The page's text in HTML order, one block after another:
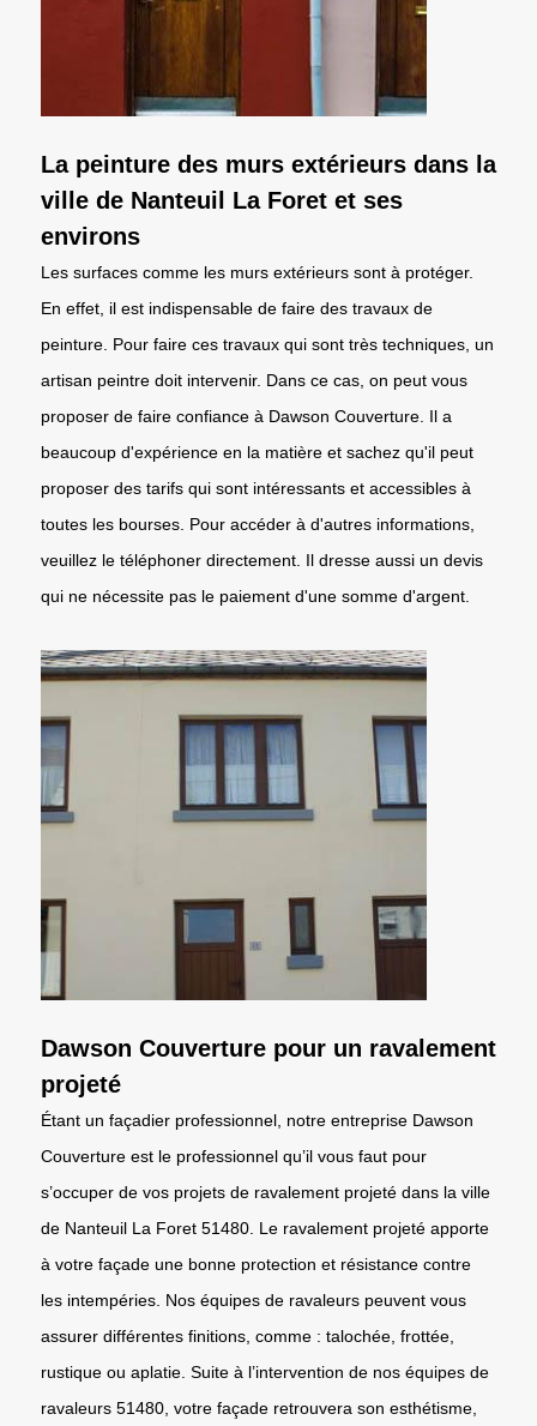
La peinture des murs extérieurs dans la
ville de Nanteuil La Foret et ses
environs
Les surfaces comme les murs extérieurs sont à protéger.
En effet, il est indispensable de faire des travaux de
peinture. Pour faire ces travaux qui sont très techniques, un
artisan peintre doit intervenir. Dans ce cas, on peut vous
proposer de faire confiance à Dawson Couverture. Il a
beaucoup d'expérience en la matière et sachez qu'il peut
proposer des tarifs qui sont intéressants et accessibles à
toutes les bourses. Pour accéder à d'autres informations,
veuillez le téléphoner directement. Il dresse aussi un devis
qui ne nécessite pas le paiement d'une somme d'argent.
Dawson Couverture pour un ravalement
projeté
Étant un façadier professionnel, notre entreprise Dawson
Couverture est le professionnel qu’il vous faut pour
s’occuper de vos projets de ravalement projeté dans la ville
de Nanteuil La Foret 51480. Le ravalement projeté apporte
à votre façade une bonne protection et résistance contre
les intempéries. Nos équipes de ravaleurs peuvent vous
assurer différentes finitions, comme : talochée, frottée,
rustique ou aplatie. Suite à l’intervention de nos équipes de
ravaleurs 51480, votre façade retrouvera son esthétisme,